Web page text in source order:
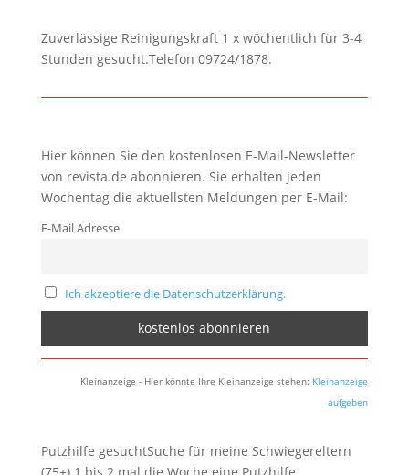
Zuverlässige Reinigungskraft 1 x wöchentlich für 3-4
Stunden gesucht.Telefon 09724/1878.
Hier können Sie den kostenlosen E-Mail-Newsletter
von revista.de abonnieren. Sie erhalten jeden
Wochentag die aktuellsten Meldungen per E-Mail:
E-Mail Adresse
Ich akzeptiere die Datenschutzerklärung.
Kleinanzeige - Hier könnte Ihre Kleinanzeige stehen: Kleinanzeige
aufgeben
Putzhilfe gesuchtSuche für meine Schwiegereltern